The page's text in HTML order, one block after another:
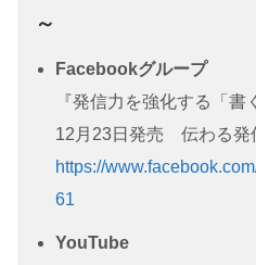
～
Facebookグループ
『発信力を強化する「書
12月23日発売 伝わる発
https://
61
YouTube